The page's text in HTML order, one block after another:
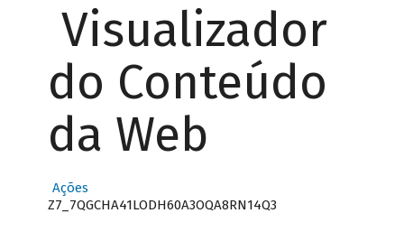
Visualizador
do Conteúdo
da Web
Ações
Z7_7QGCHA41LODH60A3OQA8RN14Q3